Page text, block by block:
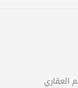
العقاري